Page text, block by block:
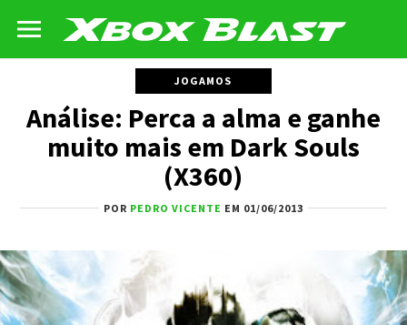
JOGAMOS
Análise: Perca a alma e ganhe
muito mais em Dark Souls
(X360)
POR PEDRO VICENTE EM 01/06/2013